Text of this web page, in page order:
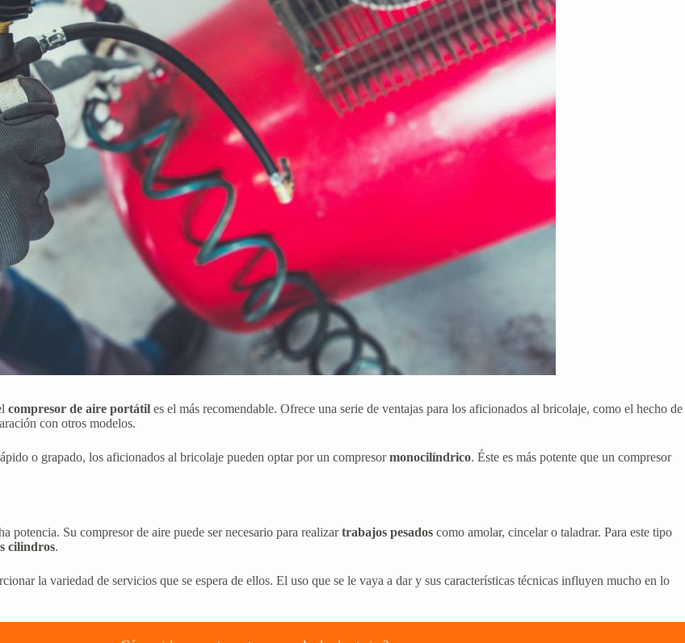
compresor de aire portátil es el más recomendable. Ofrece una serie de ventajas para los aficionados al bricolaje, como el hecho de
con otros modelos.
o grapado, los aficionados al bricolaje pueden optar por un compresormonocilíndrico. Éste es más potente que un compresor
potencia. Su compresor de aire puede ser necesario para realizartrabajos pesados como amolar, cincelar o taladrar. Para este tipo
cilindros.
la variedad de servicios que se espera de ellos. El uso que se le vaya a dar y sus características técnicas influyen mucho en lo